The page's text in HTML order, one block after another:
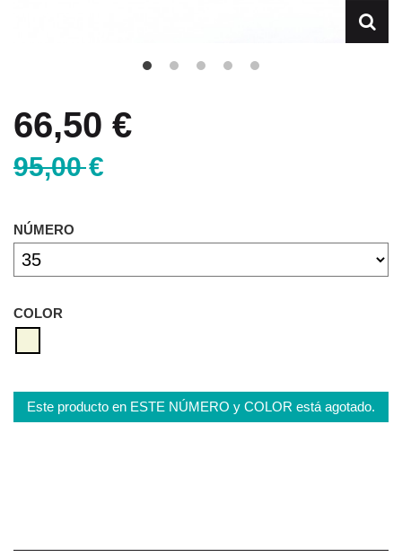
66,50 €
95,00 €
NÚMERO
COLOR
Este producto en ESTE NÚMERO y COLOR está agotado.